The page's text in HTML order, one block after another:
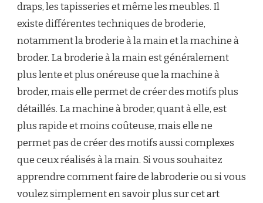
draps, les tapisseries et même les meubles. Il
existe différentes techniques de broderie,
notamment la broderie à la main et la machine à
broder. La broderie à la main est généralement
plus lente et plus onéreuse que la machine à
broder, mais elle permet de créer des motifs plus
détaillés. La machine à broder, quant à elle, est
plus rapide et moins coûteuse, mais elle ne
permet pas de créer des motifs aussi complexes
que ceux réalisés à la main. Si vous souhaitez
apprendre comment faire de labroderie ou si vous
voulez simplement en savoir plus sur cet art